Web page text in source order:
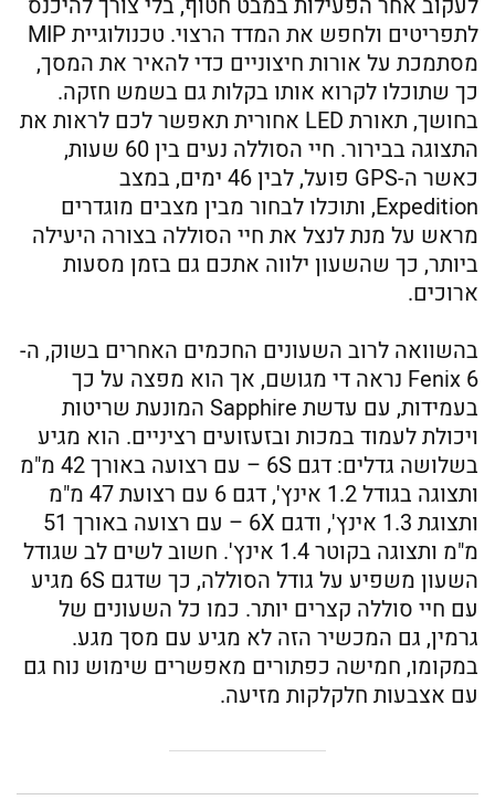
לתפריטים ולחפש את המדד הרצוי. טכנולוגיית MIP
מסתמכת על אורות חיצוניים כדי להאיר את המסך,
כך שתוכלו לקרוא אותו בקלות גם בשמש חזקה.
בחושך, תאורת LED אחורית תאפשר לכם לראות את
התצוגה בבירור. חיי הסוללה נעים בין 60 שעות,
כאשר ה-GPS פועל, לבין 46 ימים, במצב
Expedition, ותוכלו לבחור מבין מצבים מוגדרים
מראש על מנת לנצל את חיי הסוללה בצורה היעילה
ביותר, כך שהשעון ילווה אתכם גם בזמן מסעות
ארוכים.
בהשוואה לרוב השעונים החכמים האחרים בשוק, ה-
Fenix 6 נראה די מגושם, אך הוא מפצה על כך
בעמידות, עם עדשת Sapphire המונעת שריטות
ויכולת לעמוד במכות ובזעזועים רציניים. הוא מגיע
בשלושה גדלים: דגם 6S – עם רצועה באורך 42 מ"מ
ותצוגה בגודל 1.2 אינץ', דגם 6 עם רצועת 47 מ"מ
ותצוגת 1.3 אינץ', ודגם 6X – עם רצועה באורך 51
מ"מ ותצוגה בקוטר 1.4 אינץ'. חשוב לשים לב שגודל
השעון משפיע על גודל הסוללה, כך שדגם 6S מגיע
עם חיי סוללה קצרים יותר. כמו כל השעונים של
גרמין, גם המכשיר הזה לא מגיע עם מסך מגע.
במקומו, חמישה כפתורים מאפשרים שימוש נוח גם
עם אצבעות חלקלקות מזיעה.